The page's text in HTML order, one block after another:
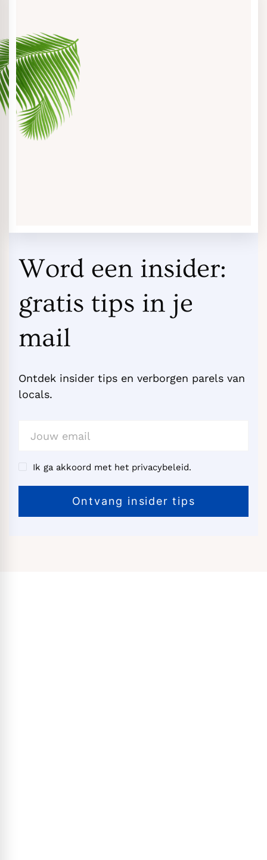
Word een insider:
gratis tips in je
mail
Ontdek insider tips en verborgen parels van
locals.
Ik ga akkoord met het privacybeleid.